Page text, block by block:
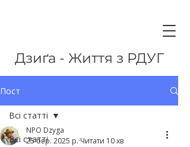
Дзиґа - Життя з РДУГ
Пост
Всі статті
Всі статті
NPO Dzyga
25 бер. 2025 р. Читати 10 хв